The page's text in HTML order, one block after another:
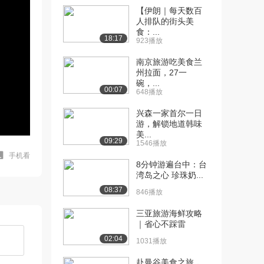
手机看
18:17
【伊朗｜每天数百
人排队的街头美
食：...
923播放
00:07
南京旅游吃美食兰
州拉面，27一
碗，...
648播放
09:29
兴森一家首尔一日
游，解锁地道韩味
美...
1546播放
08:37
8分钟游遍台中：台
湾岛之心 珍珠奶...
846播放
02:04
三亚旅游海鲜攻略
｜省心不踩雷
1031播放